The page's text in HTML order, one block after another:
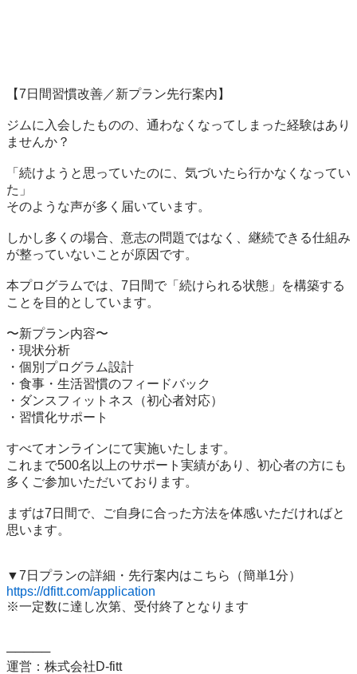
【7日間習慣改善／新プラン先行案内】
ジムに入会したものの、通わなくなってしまった経験はあり
ませんか？
「続けようと思っていたのに、気づいたら行かなくなってい
た」
そのような声が多く届いています。
しかし多くの場合、意志の問題ではなく、継続できる仕組み
が整っていないことが原因です。
本プログラムでは、7日間で「続けられる状態」を構築する
ことを目的としています。
〜新プラン内容〜
・現状分析
・個別プログラム設計
・食事・生活習慣のフィードバック
・ダンスフィットネス（初心者対応）
・習慣化サポート
すべてオンラインにて実施いたします。
これまで500名以上のサポート実績があり、初心者の方にも
多くご参加いただいております。
まずは7日間で、ご自身に合った方法を体感いただければと
思います。
https://dfitt.com/application
※一定数に達し次第、受付終了となります
─────
運営：株式会社D-fitt